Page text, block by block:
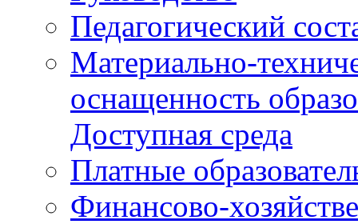
Педагогический
Материально-
оснащенность
Доступная среда
Платные
Финансово-